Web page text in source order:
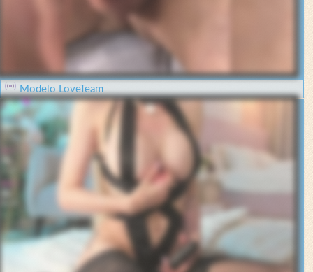
Modelo LoveTeam